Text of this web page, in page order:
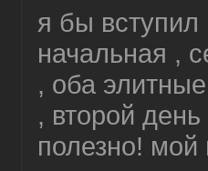
я бы вступил
начальная ,
, оба
, второй
полезно! мой